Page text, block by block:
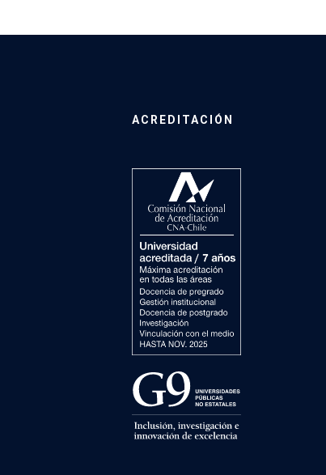
ACREDITACIÓN